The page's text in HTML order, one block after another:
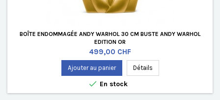
BOÎTE ENDOMMAGÉE ANDY WARHOL 30 CM BUSTE ANDY WARHOL
EDITION OR
Prix
499,00 CHF
Ajouter au panier Détails
 En stock